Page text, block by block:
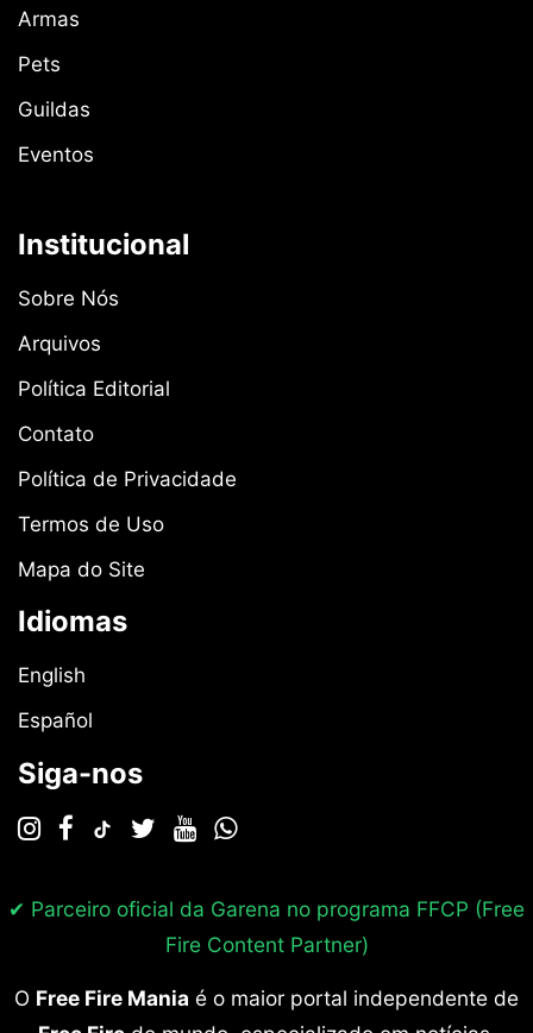
Armas
Pets
Guildas
Eventos
Institucional
Sobre Nós
Arquivos
Política Editorial
Contato
Política de Privacidade
Termos de Uso
Mapa do Site
Idiomas
English
Español
Siga-nos
✔ Parceiro oficial da Garena no programa FFCP (Free
Fire Content Partner)
O Free Fire Mania é o maior portal independente de